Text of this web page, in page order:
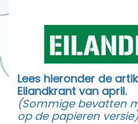
Lees hieronder de
Eilandkrant van april.
(Sommige bevatten
op de papieren